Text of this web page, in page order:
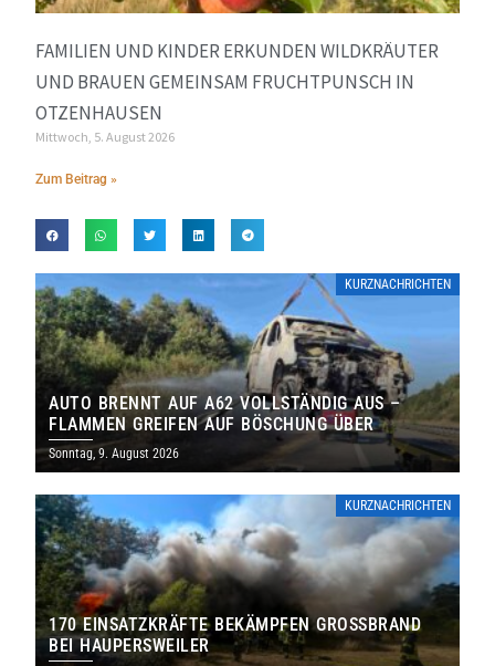
FAMILIEN UND KINDER ERKUNDEN WILDKRÄUTER
UND BRAUEN GEMEINSAM FRUCHTPUNSCH IN
OTZENHAUSEN
Mittwoch, 5. August 2026
Zum Beitrag »
KURZNACHRICHTEN
AUTO BRENNT AUF A62 VOLLSTÄNDIG AUS –
FLAMMEN GREIFEN AUF BÖSCHUNG ÜBER
Sonntag, 9. August 2026
KURZNACHRICHTEN
170 EINSATZKRÄFTE BEKÄMPFEN GROSSBRAND B
EI HAUPERSWEILER